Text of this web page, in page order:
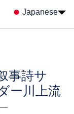
Japanese
事詩サ
ー川上流